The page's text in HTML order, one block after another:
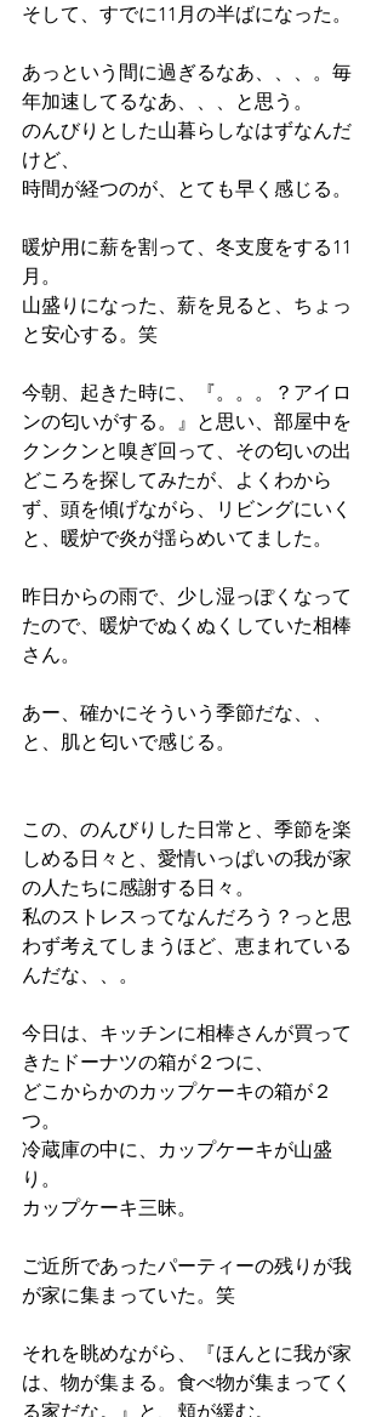
そして、すでに11月の半ばになった。
あっという間に過ぎるなあ、、、。毎
年加速してるなあ、、、と思う。
のんびりとした山暮らしなはずなんだ
けど、
時間が経つのが、とても早く感じる。
暖炉用に薪を割って、冬支度をする11
月。
山盛りになった、薪を見ると、ちょっ
と安心する。笑
今朝、起きた時に、『。。。？アイロ
ンの匂いがする。』と思い、部屋中を
クンクンと嗅ぎ回って、その匂いの出
どころを探してみたが、よくわから
ず、頭を傾げながら、リビングにいく
と、暖炉で炎が揺らめいてました。
昨日からの雨で、少し湿っぽくなって
たので、暖炉でぬくぬくしていた相棒
さん。
あー、確かにそういう季節だな、、
と、肌と匂いで感じる。
この、のんびりした日常と、季節を楽
しめる日々と、愛情いっぱいの我が家
の人たちに感謝する日々。
私のストレスってなんだろう？っと思
わず考えてしまうほど、恵まれている
んだな、、。
今日は、キッチンに相棒さんが買って
きたドーナツの箱が２つに、
どこからかのカップケーキの箱が２
つ。
冷蔵庫の中に、カップケーキが山盛
り。
カップケーキ三昧。
ご近所であったパーティーの残りが我
が家に集まっていた。笑
それを眺めながら、『ほんとに我が家
は、物が集まる。食べ物が集まってく
る家だな。』と、頬が緩む。